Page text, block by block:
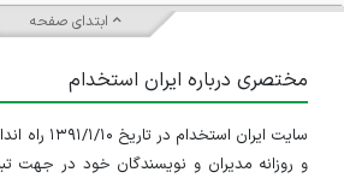
ابتدای صفحه
مختصری درباره ایران استخدام
سایت ایران
و روزانه مدیران و نویسندگان خود در جهت